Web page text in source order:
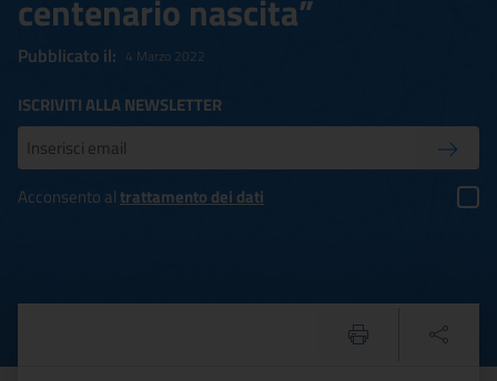
centenario nascita”
Pubblicato il: 4 Marzo 2022
ISCRIVITI ALLA NEWSLETTER
Inserisci la tua mail
Acconsento altrattamento dei dati
Pasolini: